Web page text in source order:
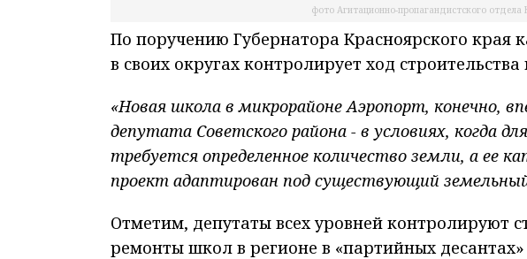
фото Агитационно-пропагандистского
По поручению Губернатора Красноярского края
в своих округах контролирует ход
«Новая школа в микрорайоне Аэропорт, конечно,
депутата Советского района - в условиях, когда
требуется определенное количество земли, а ее
проект адаптирован под существующий
Отметим, депутаты всех уровней контролируют
ремонты школ в регионе в «партийных